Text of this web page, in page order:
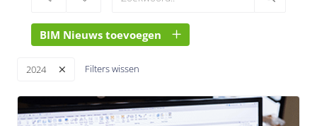
BIM Nieuws toevoegen
2024 Filters wissen